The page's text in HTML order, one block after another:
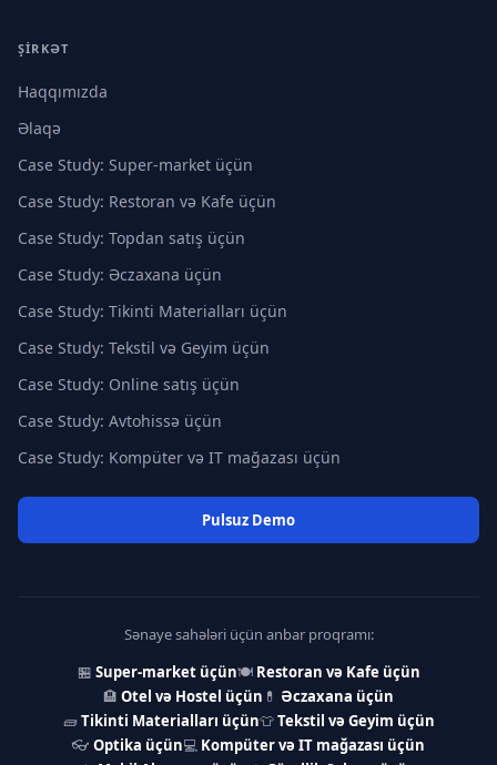
ŞIRKƏT
Haqqımızda
Əlaqə
Case Study: Super-market üçün
Case Study: Restoran və Kafe üçün
Case Study: Topdan satış üçün
Case Study: Əczaxana üçün
Case Study: Tikinti Materialları üçün
Case Study: Tekstil və Geyim üçün
Case Study: Online satış üçün
Case Study: Avtohissə üçün
Case Study: Kompüter və IT mağazası üçün
Pulsuz Demo
Sənaye sahələri üçün anbar proqramı:
🏪 Super-market üçün🍽 Restoran və Kafe üçün
🏨 Otel və Hostel üçün 💊 Əczaxana üçün
🧱Tikinti Materialları üçün👕Tekstil və Geyim üçün
👓 Optika üçün💻 Kompüter və IT mağazası üçün